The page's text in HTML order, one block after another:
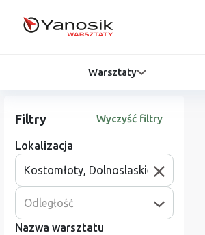
Warsztaty
Filtry Wyczyść filtry
Lokalizacja
Odległość
Nazwa warsztatu